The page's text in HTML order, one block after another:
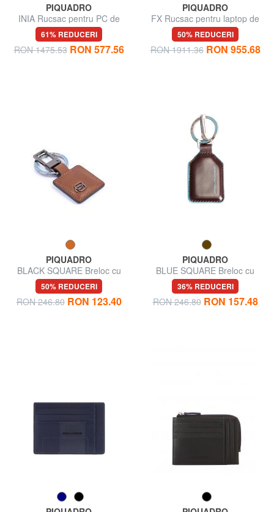
PIQUADRO
INIA Rucsac pentru PC de
15,6" cu LED integrat
61% REDUCERI
RON 1475.53 RON 577.56
PIQUADRO
FX Rucsac pentru laptop de
15,6".
50% REDUCERI
RON 1911.36 RON 955.68
PIQUADRO
BLACK SQUARE Breloc cu
breloc din piele
50% REDUCERI
RON 246.80 RON 123.40
PIQUADRO
BLUE SQUARE Breloc cu
carabină
36% REDUCERI
RON 246.80 RON 157.48